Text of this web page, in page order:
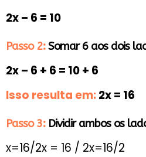
2x – 6 = 10
Passo 2:Somar 6 aos dois
2x – 6 + 6 = 10 + 6
Isso resulta em:2x = 16
Passo 3: Dividir ambos os
x=16/2x = 16 / 2x=16/2